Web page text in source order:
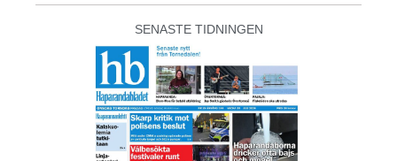
SENASTE TIDNINGEN